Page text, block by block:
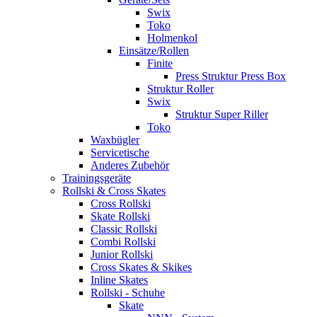
Swix
Toko
Holmenkol
Einsätze/Rollen
Finite
Press Struktur Press Box
Struktur Roller
Swix
Struktur Super Riller
Toko
Waxbügler
Servicetische
Anderes Zubehör
Trainingsgeräte
Rollski & Cross Skates
Cross Rollski
Skate Rollski
Classic Rollski
Combi Rollski
Junior Rollski
Cross Skates & Skikes
Inline Skates
Rollski - Schuhe
Skate